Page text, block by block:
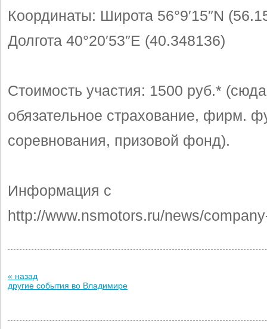
Координаты: Широта 56°9′15″N
Долгота 40°20′53″E (40.348136)
Стоимость участия: 1500 руб.*
обязательное страхование, фирм.
соревнования, призовой фонд).
Информация с
http://www.nsmotors.ru/news/
« назад
другие события во Владимире